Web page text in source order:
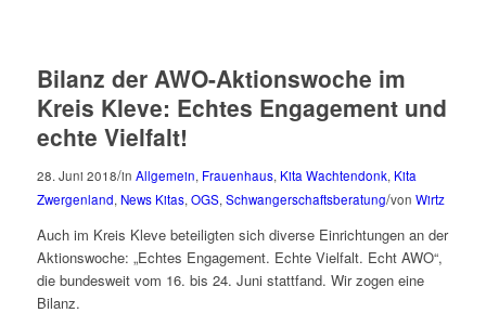
Bilanz der AWO-Aktionswoche im
Kreis Kleve: Echtes Engagement und
echte Vielfalt!
28. Juni 2018/in Allgemein, Frauenhaus, Kita Wachtendonk, Kita
Zwergenland,News Kitas,OGS,Schwangerschaftsberatung/von Wirtz
Auch im Kreis Kleve beteiligten sich diverse Einrichtungen an der
Aktionswoche: „Echtes Engagement. Echte Vielfalt. Echt AWO“,
die bundesweit vom 16. bis 24. Juni stattfand. Wir zogen eine
Bilanz.